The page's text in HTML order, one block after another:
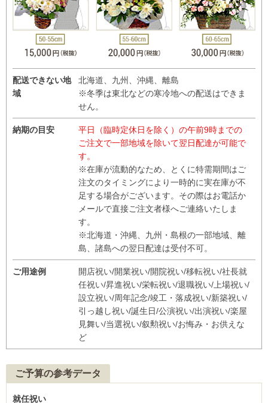
配送できない地
域
北海道、九州、沖縄、離島
※冬季は東北などの寒冷地への配送はできま
せん。
納期の目安
平日（臨時定休日を除く）の午前9時までの
ご注文で一部地域を除いて翌日配達が可能で
す。
※在庫が流動的なため、とくに特需期間はご
注文のタイミングにより一時的に実在庫が不
足する場合がございます。その際はお電話か
メールで直接ご注文者様へご連絡いたしま
す。
※北海道・沖縄、九州・島根の一部地域、離
島、諸島への翌日配達は受付不可。
ご用途例
開店祝い/開業祝い/開院祝い/移転祝い/社長就
任祝い/昇進祝い/栄転祝い/退職祝い/上場祝い/
設立祝い/周年記念/竣工・落成祝い/新築祝い/
引っ越し祝い/誕生日/公演祝い/出演祝い/楽屋
見舞い/当選祝い/叙勲祝い/お悔み・お供えな
ど
ご予算の参考データ
就任祝い